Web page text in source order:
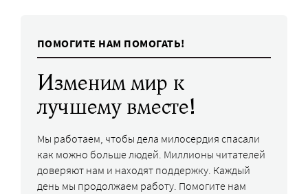
ПОМОГИТЕ НАМ ПОМОГАТЬ!
Изменим мир к
лучшему вместе!
Мы работаем, чтобы дела милосердия спасали
как можно больше людей. Миллионы читателей
доверяют нам и находят поддержку. Каждый
день мы продолжаем работу. Помогите нам